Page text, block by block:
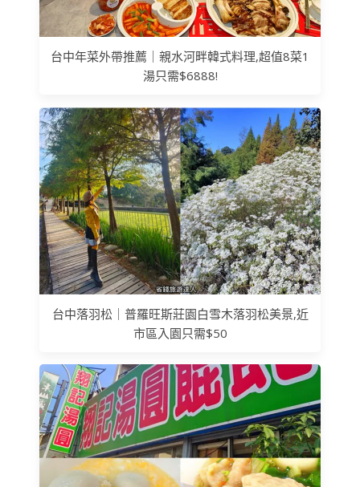
台中年菜外帶推薦｜親水河畔韓式料理,超值8菜1
湯只需$6888!
台中落羽松｜普羅旺斯莊園白雪木落羽松美景,近
市區入園只需$50